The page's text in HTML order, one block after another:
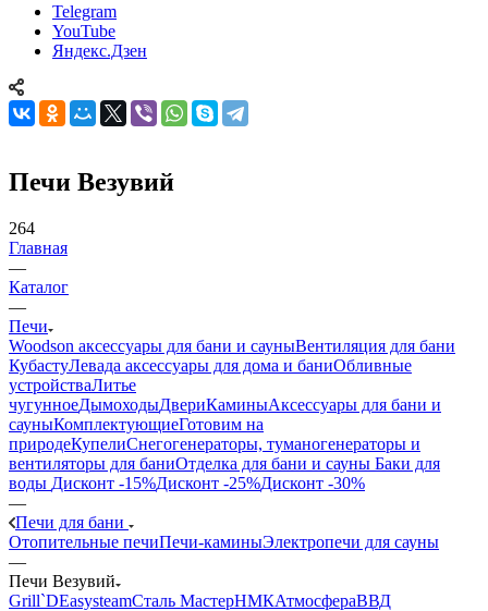
Telegram
YouTube
Яндекс.Дзен
Печи Везувий
264
Главная
—
Каталог
—
Печи
Woodson аксессуары для бани и сауныВентиляция для бани
КубастуЛевада аксессуары для дома и баниОбливные
устройстваЛитье
чугунноеДымоходыДвериКаминыАксессуары для бани и
сауныКомплектующиеГотовим на
природеКупелиСнегогенераторы, туманогенераторы и
вентиляторы для баниОтделка для бани и сауны Баки для
воды Дисконт -15%Дисконт -25%Дисконт -30%
—
Печи для бани
Отопительные печиПечи-каминыЭлектропечи для сауны
—
Печи Везувий
Grill`DEasysteamСталь МастерНМКАтмосфераВВД